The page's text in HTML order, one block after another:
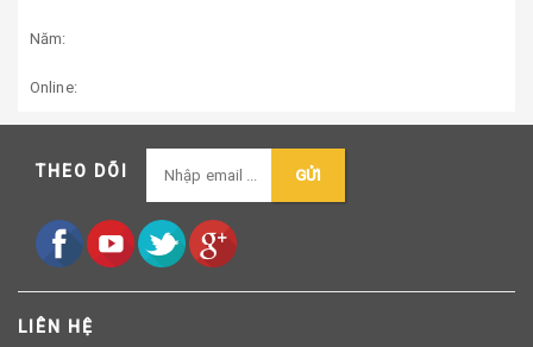
Năm:
Online:
THEO DÕI GỬI
LIÊN HỆ